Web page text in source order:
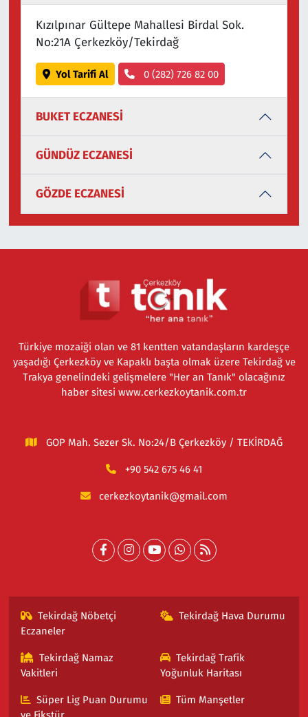
Kızılpınar Gültepe Mahallesi Birdal Sok.
No:21A Çerkezköy/Tekirdağ
Yol Tarifi Al 0 (282) 726 82 00
BUKET ECZANESİ
GÜNDÜZ ECZANESİ
GÖZDE ECZANESİ
Türkiye mozaiği olan ve 81 kentten vatandaşların kardeşçe
yaşadığı Çerkezköy ve Kapaklı başta olmak üzere Tekirdağ ve
Trakya genelindeki gelişmelere "Her an Tanık" olacağınız
haber sitesi www.cerkezkoytanik.com.tr
GOP Mah. Sezer Sk. No:24/B Çerkezköy / TEKİRDAĞ
+90 542 675 46 41
cerkezkoytanik@gmail.com
Tekirdağ Nöbetçi
Eczaneler
Tekirdağ Hava Durumu
Tekirdağ Namaz
Vakitleri
Tekirdağ Trafik
Yoğunluk Haritası
Süper Lig Puan Durumu
Tüm Manşetler